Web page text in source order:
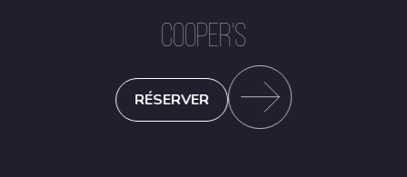
COOPER'S
RÉSERVER